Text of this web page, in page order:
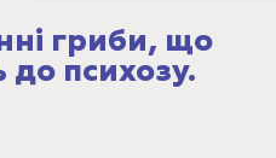
гриби, що
до психозу.